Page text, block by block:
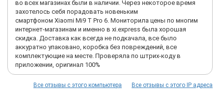
во всех магазинах были в наличии. Через некоторое время
захотелось себя порадовать новеньким
смартфоном Xiaomi Mi9 T Pro 6. Мониторила цены по многим
интернет-магазинам и именно в xi.express была хорошая
скидка. Доставка как всегда не подкачала, все было
аккуратно упаковано, коробка без повреждений, все
комплектующие на месте. Проверяла по штрих-коду в
приложении, оригинал 100%
Все отзывы с этого IP адреса
Все отзывы с этого компьютера